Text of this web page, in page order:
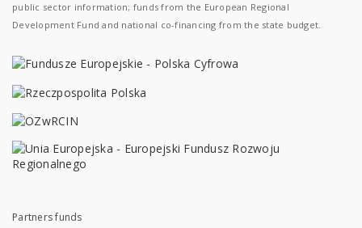
public sector information; funds from the European Regional
Development Fund and national co-financing from the state budget.
Partners funds